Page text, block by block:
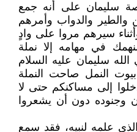
سليمان على أنه جمع
والطير والدواب وأمرهم
سيرهم مروا على وادٍ
في مهامه إلا نملة
سليمان عليه السلام
النمل صاحت النملة
إلى مساكنكم حتى لا
وجنوده دون أن يشعروا
علمه لنبيه، فقد سمع